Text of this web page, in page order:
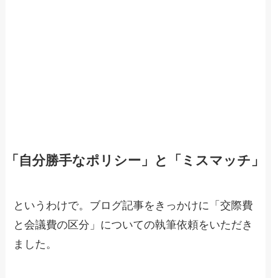
「自分勝手なポリシー」と「ミスマッチ」
というわけで。ブログ記事をきっかけに「交際費
と会議費の区分」についての執筆依頼をいただき
ました。